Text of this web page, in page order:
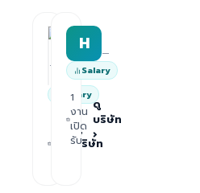
AiROVA AI Consultant
—
Salary
ดู
บริษัท
H —
Salary
1
งาน
เปิด
รับ
ดู
บริษัท
›